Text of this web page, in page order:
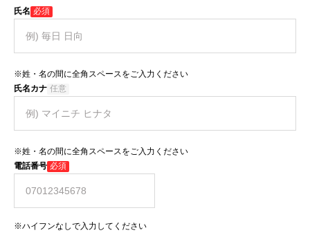
氏名 必須
※姓・名の間に全角スペースをご入力ください
氏名カナ 任意
※姓・名の間に全角スペースをご入力ください
電話番号 必須
※ハイフンなしで入力してください